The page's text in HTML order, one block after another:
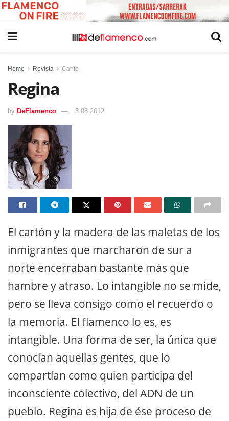
Home Revista Cante
Regina
by DeFlamenco 3 08 2012
El cartón y la madera de las maletas de los
inmigrantes que marcharon de sur a
norte encerraban bastante más que
hambre y atraso. Lo intangible no se mide,
pero se lleva consigo como el recuerdo o
la memoria. El flamenco lo es, es
intangible. Una forma de ser, la única que
conocían aquellas gentes, que lo
compartían como quien participa del
inconsciente colectivo, del ADN de un
pueblo. Regina es hija de ése proceso de